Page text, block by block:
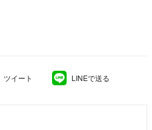
ツイート LINEで送る